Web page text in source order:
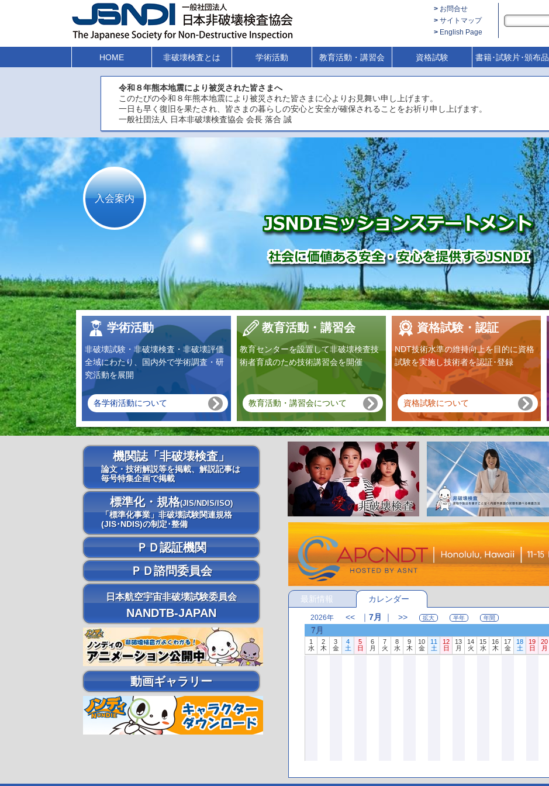
お問合せ
サイトマップ
English Page
HOME 非破壊検査とは 学術活動 教育活動・講習会 資格試験 書籍･試験片･頒布品
令和８年熊本地震により被災された皆さまへ
このたびの令和８年熊本地震により被災された皆さまに心よりお見舞い申し上げます。
一日も早く復旧を果たされ、皆さまの暮らしの安心と安全が確保されることをお祈り申し上げます。
一般社団法人 日本非破壊検査協会 会長 落合 誠
入会案内
学術活動
非破壊試験・非破壊検査・非破壊評価
全域にわたり、国内外で学術調査・研
究活動を展開
各学術活動について
教育活動・講習会
教育センターを設置して非破壊検査技
術者育成のため技術講習会を開催
教育活動・講習会について
資格試験・認証
NDT技術水準の維持向上を目的に資格
試験を実施し技術者を認証･登録
資格試験について
機関誌「非破壊検査」
論文・技術解説等を掲載、解説記事は
毎号特集企画で掲載
標準化・規格(JIS/NDIS/ISO)
「標準化事業」非破壊試験関連規格
(JIS･NDIS)の制定･整備
ＰＤ認証機関
ＰＤ諮問委員会
日本航空宇宙非破壊試験委員会
NANDTB-JAPAN
動画ギャラリー
最新情報 カレンダー
2026年 << ｜7月 ｜ >> 拡大 半年 年間
7月
1
水
2
木
3
金
4
土
5
日
6
月
7
火
8
水
9
木
10
金
11
土
12
日
13
月
14
火
15
水
16
木
17
金
18
土
19
日
20
月